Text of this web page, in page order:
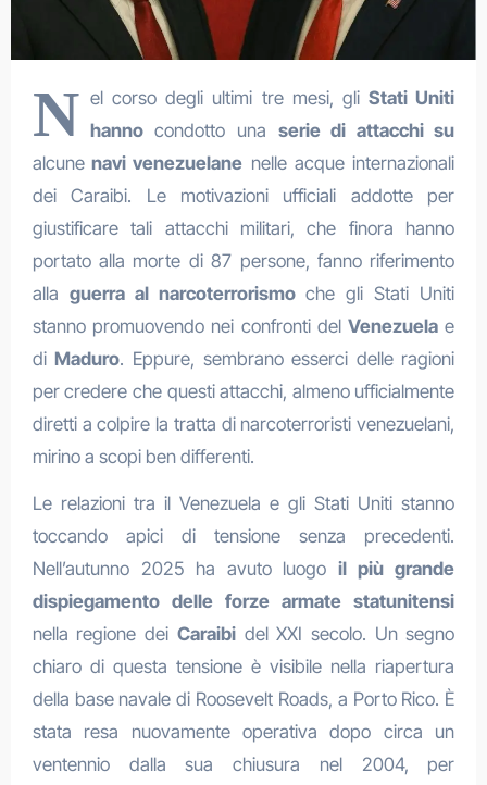
N el corso degli ultimi tre mesi, gliStati Uniti
hannocondotto una serie di attacchi su
alcunenavi venezuelane nelle acque internazionali
dei Caraibi. Le motivazioni ufficiali addotte per
giustificare tali attacchi militari, che finora hanno
portato alla morte di 87 persone, fanno riferimento
alla guerra al narcoterrorismoche gli Stati Uniti
stanno promuovendo nei confronti del Venezuela e
di Maduro. Eppure, sembrano esserci delle ragioni
per credere che questi attacchi, almeno ufficialmente
diretti a colpire la tratta di narcoterroristi venezuelani,
mirino a scopi ben differenti.
Le relazioni tra il Venezuela e gli Stati Uniti stanno
toccando apici di tensione senza precedenti.
Nell’autunno 2025 ha avuto luogoil più grande
dispiegamento delle forze armate statunitensi
nella regione dei Caraibidel XXI secolo. Un segno
chiaro di questa tensione è visibile nella riapertura
della base navale di Roosevelt Roads, a Porto Rico. È
stata resa nuovamente operativa dopo circa un
ventennio dalla sua chiusura nel 2004, per